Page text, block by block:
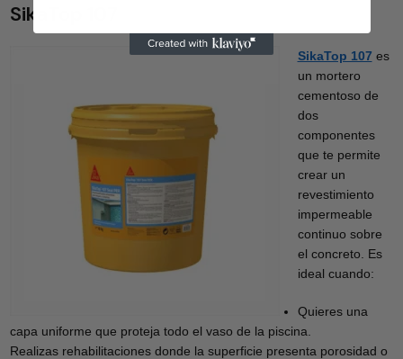
SikaTop 107
SikaTop 107 es
un mortero
cementoso de
dos
componentes
que te permite
crear un
revestimiento
impermeable
continuo sobre
el concreto. Es
ideal cuando:
Quieres una
capa uniforme que proteja todo el vaso de la piscina.
Realizas rehabilitaciones donde la superficie presenta porosidad o